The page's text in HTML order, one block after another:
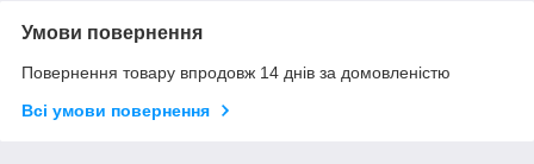
Умови повернення
Повернення товару впродовж 14 днів за домовленістю
Всі умови повернення